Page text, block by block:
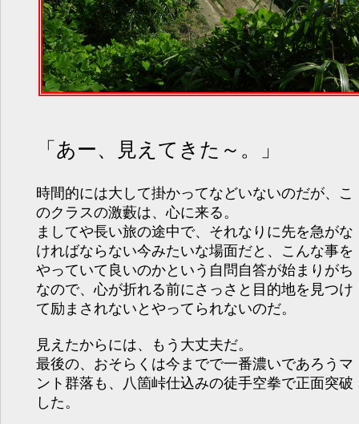
「あー、見えてきた～。」
時間的には大して掛かってなどいないのだが、こ
のクラスの激藪は、心に来る。
ましてや長い旅の途中で、それなりに先を急がな
ければならない今みたいな場面だと、こんな事を
やっていて良いのかという自問自答が始まりがち
なので、心が折れる前にさっさと目的地を見つけ
て励まされないとやってられないのだ。
見えたからには、もう大丈夫だ。
最後の、おそらくは今までで一番濃いであろうマ
ント群落も、八箇峠仕込みの徒手空拳で正面突破
した。